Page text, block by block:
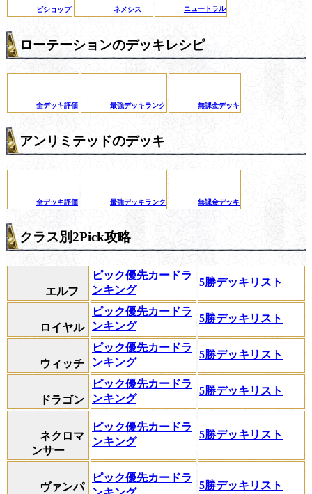
ビショップ ネメシス ニュートラル
ローテーションのデッキレシピ
全デッキ評価 最強デッキランク 無課金デッキ
アンリミテッドのデッキ
全デッキ評価 最強デッキランク 無課金デッキ
クラス別2Pick攻略
エルフ
ピック優先カードラ
ンキング
5勝デッキリスト
ロイヤル
ピック優先カードラ
ンキング
5勝デッキリスト
ウィッチ
ピック優先カードラ
ンキング
5勝デッキリスト
ドラゴン
ピック優先カードラ
ンキング
5勝デッキリスト
ネクロマ
ンサー
ピック優先カードラ
ンキング
5勝デッキリスト
ヴァンパ
ピック優先カードラ
5勝デッキリスト